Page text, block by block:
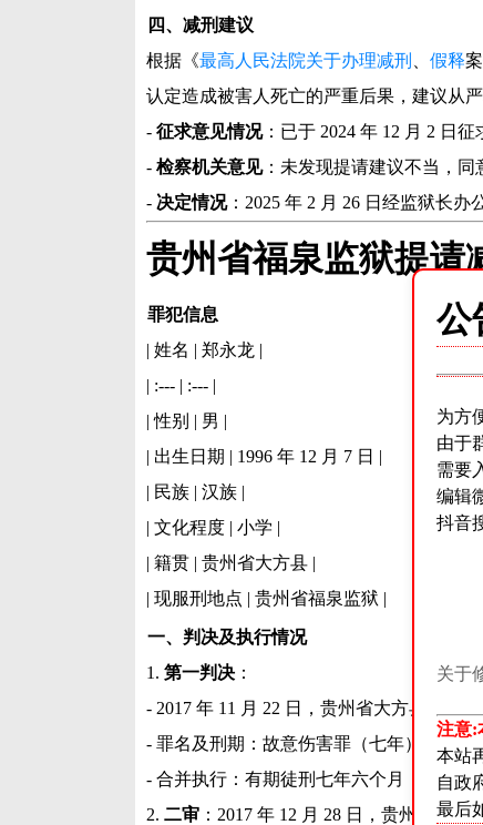
四、减刑建议
根据《最高人民法院关于办理减刑 假释
认定造成被害人死亡的严重后果，建议从严
- 征求意见情况：已于 2024 年 12 月 2 日征
- 检察机关意见：未发现提请建议不当，同
- 决定情况：2025 年 2 月 26 日经监狱长
贵州省福泉监狱提请
罪犯信息
| 姓名 | 郑永龙 |
| :--- | :--- |
| 性别 | 男 |
| 出生日期 | 1996 年 12 月 7 日 |
| 民族 | 汉族 |
| 文化程度 | 小学 |
| 籍贯 | 贵州省大方县 |
| 现服刑地点 | 贵州省福泉监狱 |
一、判决及执行情况
1. 第一判决 ：
- 2017 年 11 月 22 日，贵州省大方县人民
- 罪名及刑期：故意伤害罪（七年）、抢劫
- 合并执行：有期徒刑七年六个月，并处罚
2. 二审 ：2017 年 12 月 28 日，贵州省毕
公
为方
由于
需要
编辑
抖音
关于
注意:
本站
自政
最后